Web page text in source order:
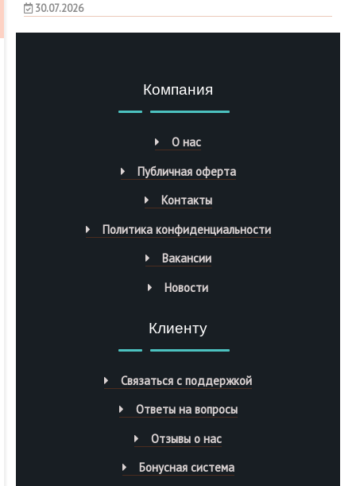
30.07.2026
Компания
О нас
Публичная оферта
Контакты
Политика конфиденциальности
Вакансии
Новости
Клиенту
Связаться с поддержкой
Ответы на вопросы
Отзывы о нас
Бонусная система